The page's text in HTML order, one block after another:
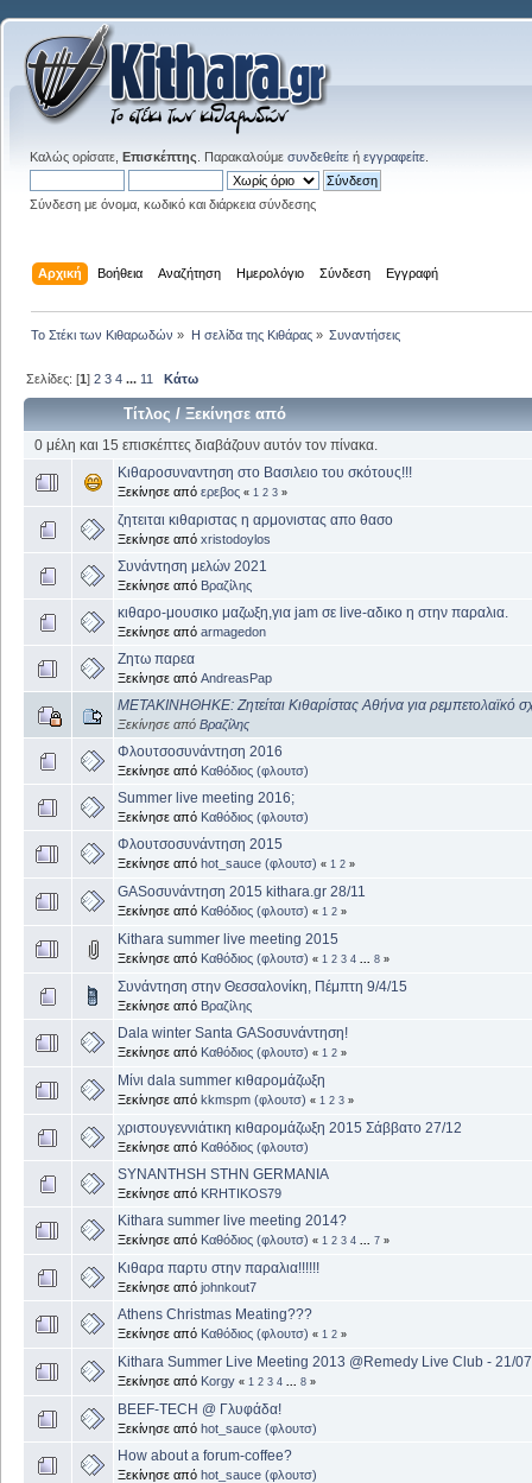
Καλώς ορίσατε, Επισκέπτης . Παρακαλούμε συνδεθείτε ή εγγραφείτε
Σύνδεση με όνομα, κωδικό και διάρκεια σύνδεσης
Αρχική Βοήθεια Αναζήτηση Ημερολόγιο Σύνδεση Εγγραφή
Το Στέκι των Κιθαρωδών » Η σελίδα της Κιθάρας» Συναντήσεις
Σελίδες: [1]2 3 4 ... 11 Κάτω
Τίτλος /Ξεκίνησε από
0 μέλη και 15 επισκέπτες διαβάζουν αυτόν τον πίνακα.
Κιθαροσυναντηση στο Βασιλειο του σκότους!!!
Ξεκίνησε από ερεβος « 1 2 3 »
ζητειται κιθαριστας η αρμονιστας απο θασο
Ξεκίνησε από xristodoylos
Συνάντηση μελών 2021
Ξεκίνησε από Βραζίλης
κιθαρο-μουσικο μαζωξη,για jam σε live-αδικο η στην παραλια.
Ξεκίνησε από armagedon
Ζητω παρεα
Ξεκίνησε από AndreasPap
ΜΕΤΑΚΙΝΗΘΗΚΕ: Ζητείται Κιθαρίστας Αθήνα για ρεμπετολαϊκό
Ξεκίνησε από Βραζίλης
Φλουτσοσυνάντηση 2016
Ξεκίνησε από Καθόδιος (φλουτσ)
Summer live meeting 2016;
Ξεκίνησε από Καθόδιος (φλουτσ)
Φλουτσοσυνάντηση 2015
Ξεκίνησε από hot_sauce (φλουτσ) « 1 2 »
GASοσυνάντηση 2015 kithara.gr 28/11
Ξεκίνησε από Καθόδιος (φλουτσ) « 1 2 »
Kithara summer live meeting 2015
Ξεκίνησε από Καθόδιος (φλουτσ) « 1 2 3 4 8 »
Συνάντηση στην Θεσσαλονίκη, Πέμπτη 9/4/15
Ξεκίνησε από Βραζίλης
Dala winter Santa GASοσυνάντηση!
Ξεκίνησε από Καθόδιος (φλουτσ) « 1 2 »
Μίνι dala summer κιθαρομάζωξη
Ξεκίνησε από kkmspm (φλουτσ) « 1 2 3 »
χριστουγεννιάτικη κιθαρομάζωξη 2015 Σάββατο 27/12
Ξεκίνησε από Καθόδιος (φλουτσ)
SYNANTHSH STHN GERMANIA
Ξεκίνησε από KRHTIKOS79
Kithara summer live meeting 2014?
Ξεκίνησε από Καθόδιος (φλουτσ) « 1 2 3 4 7 »
Κιθαρα παρτυ στην παραλια!!!!!!
Ξεκίνησε από johnkout7
Athens Christmas Meating???
Ξεκίνησε από Καθόδιος (φλουτσ) « 1 2 »
Kithara Summer Live Meeting 2013 @Remedy Live Club - 21/
Ξεκίνησε από Korgy « 1 2 3 4 8 »
BEEF-TECH @ Γλυφάδα!
Ξεκίνησε από hot_sauce (φλουτσ)
How about a forum-coffee?
Ξεκίνησε από hot_sauce (φλουτσ)